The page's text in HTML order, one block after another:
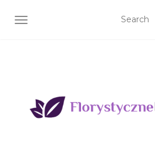
TOGGLE NAVIGATION